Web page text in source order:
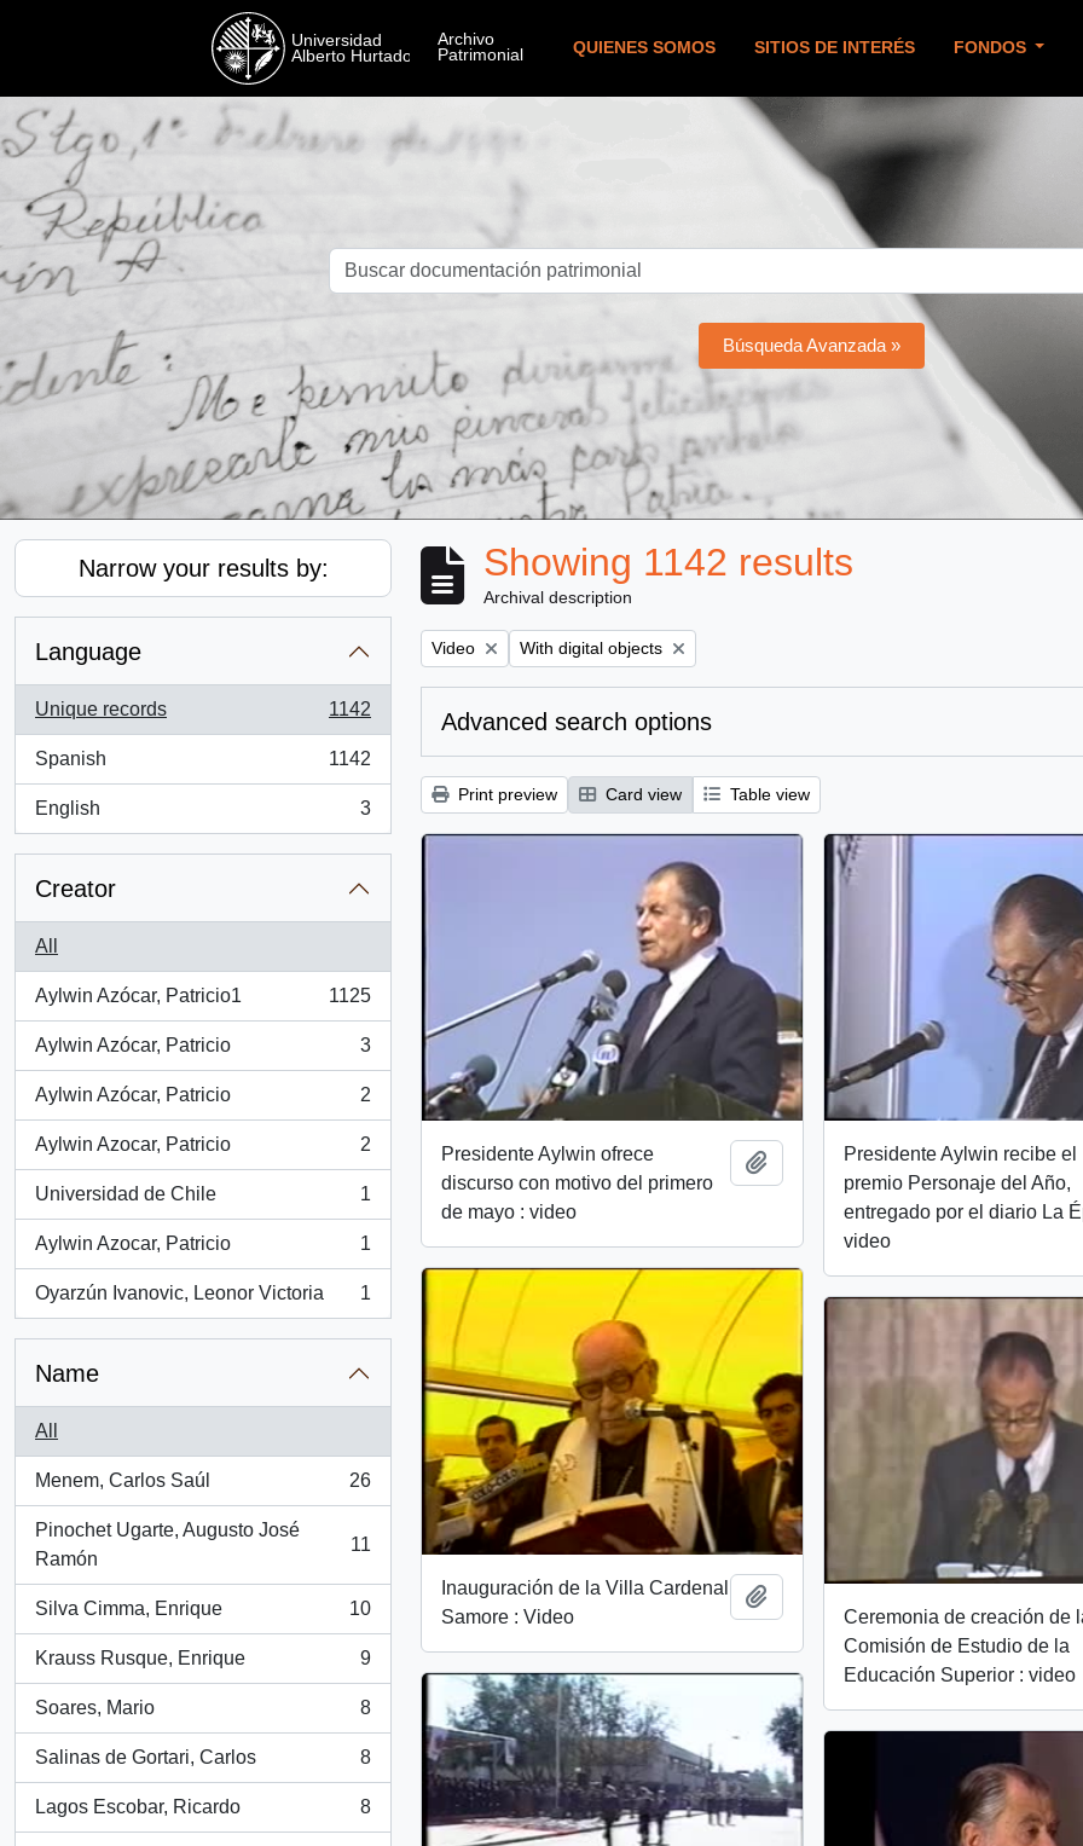
QUIENES SOMOS SITIOS DE INTERÉS FONDOS
Búsqueda Avanzada »
Narrow your results by:
Language
Unique records
, 1142 results
1142
Spanish
, 1142 results
1142
English
, 3 results
3
Creator
All
Aylwin Azócar, Patricio1
, 1125 results
1125
Aylwin Azócar, Patricio
, 3 results
3
Aylwin Azócar, Patricio
, 2 results
2
Aylwin Azocar, Patricio
, 2 results
2
Universidad de Chile
, 1 results
1
Aylwin Azocar, Patricio
, 1 results
1
Oyarzún Ivanovic, Leonor Victoria
, 1 results
1
Name
All
Menem, Carlos Saúl
, 26 results
26
Pinochet Ugarte, Augusto José
Ramón
, 11 results
11
Silva Cimma, Enrique
, 10 results
10
Krauss Rusque, Enrique
, 9 results
9
Soares, Mario
, 8 results
8
Salinas de Gortari, Carlos
, 8 results
8
Lagos Escobar, Ricardo
, 8 results
8
Showing 1142 results
Archival description
Remove filter:
Video Remove filter:
With digital objects
Advanced search options
Print preview Card view Table view
Presidente Aylwin ofrece
discurso con motivo del primero
de mayo : video
Add to clipboardPresidente Aylwin recibe el
premio Personaje del Año,
entregado por el diario La
video
Inauguración de la Villa Cardenal
Samore : Video
Ceremonia de creación de
Comisión de Estudio de la
Educación Superior : video